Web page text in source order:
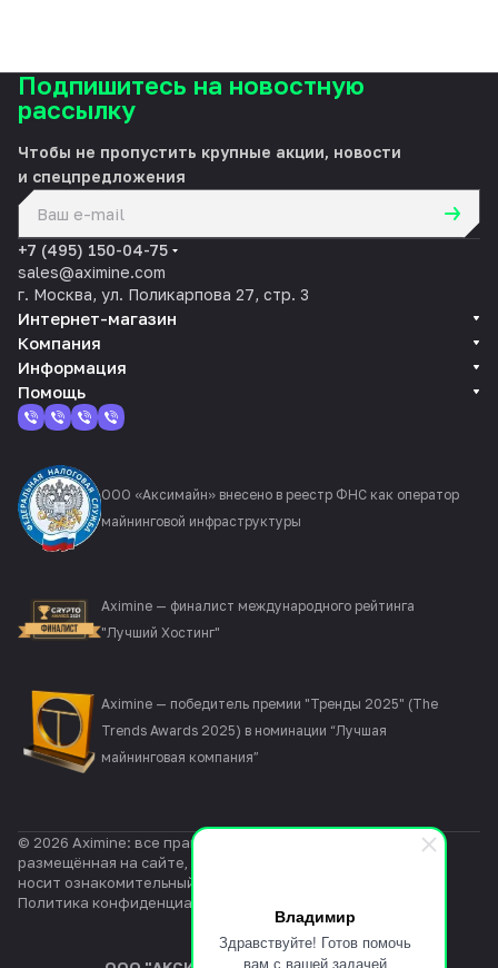
Владимир
Здравствуйте! Готов помочь
вам с вашей задачей
Подпишитесь на новостную
рассылку
Чтобы не пропустить крупные акции, новости
и спецпредложения
+7 (495) 150-04-75
sales@aximine.com
г. Москва, ул. Поликарпова 27, стр. 3
Интернет-магазин
Компания
Информация
Помощь
ООО «Аксимайн» внесено в реестр ФНС как оператор
майнинговой инфраструктуры
Aximine — финалист международного рейтинга
"Лучший Хостинг"
Aximine — победитель премии "Тренды 2025" (The
Trends Awards 2025) в номинации “Лучшая
майнинговая компания”
© 2026 Aximine: все права защищены. Информация,
размещённая на сайте, не является публичной офертой и
носит ознакомительный характер.
Политика конфиденциальности